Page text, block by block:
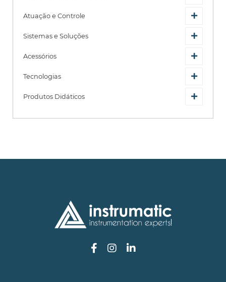
Atuação e Controle
Sistemas e Soluções
Acessórios
Tecnologias
Produtos Didáticos